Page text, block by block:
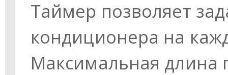
Таймер позволяет
кондиционера на
Максимальная длина